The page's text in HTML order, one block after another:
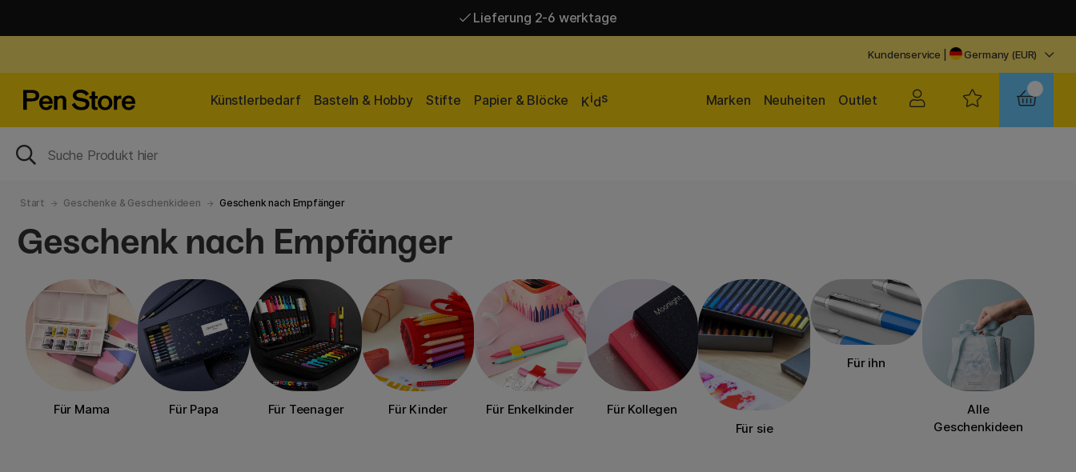
Lieferung 2-6 werktage
Kundenservice Germany (EUR)
Künstlerbedarf Basteln & Hobby Stifte Papier & Blöcke Kids Outlet
Neuheiten
Marken
Start Geschenke & Geschenkideen Geschenk nach Empfänger
Geschenk nach Empfänger
Für Mama Für Papa Für Teenager Für Kinder Für Enkelkinder
Für Kollegen
Für sie
Für ihn
Alle
Geschenkideen